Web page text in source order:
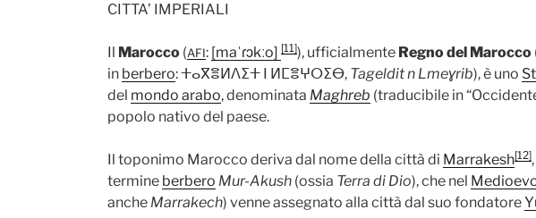
CITTA’ IMPERIALI
Il Marocco (AFI: [maˈɾɔkːo] [11]), ufficialmente Regno del Marocco
in berbero: ⵜⴰⴳⴻⵍⴷⵉⵜ ⵏ ⵍⵎⴻⵖⵔⵉⴱ, Tageldit n Lmeɣrib), è uno
del mondo arabo, denominata Maghreb (traducibile in
popolo nativo del paese.
Il toponimo Marocco deriva dal nome della città di Marrakesh[12]
termine berbero Mur-Akush (ossia Terra di Dio), che nel
anche Marrakech) venne assegnato alla città dal suo fondatore